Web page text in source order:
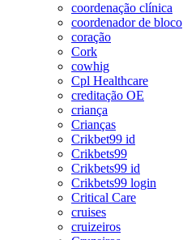
coordenação clínica
coordenador de bloco
coração
Cork
cowhig
Cpl Healthcare
creditação OE
criança
Crianças
Crikbet99 id
Crikbets99
Crikbets99 id
Crikbets99 login
Critical Care
cruises
cruizeiros